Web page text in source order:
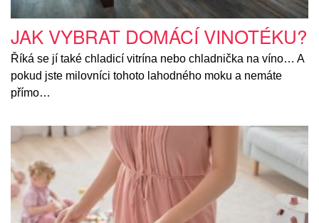
JAK VYBRAT DOMÁCÍ VINOTÉKU?
Říká se jí také chladicí vitrína nebo chladnička na víno… A
pokud jste milovníci tohoto lahodného moku a nemáte
přímo…